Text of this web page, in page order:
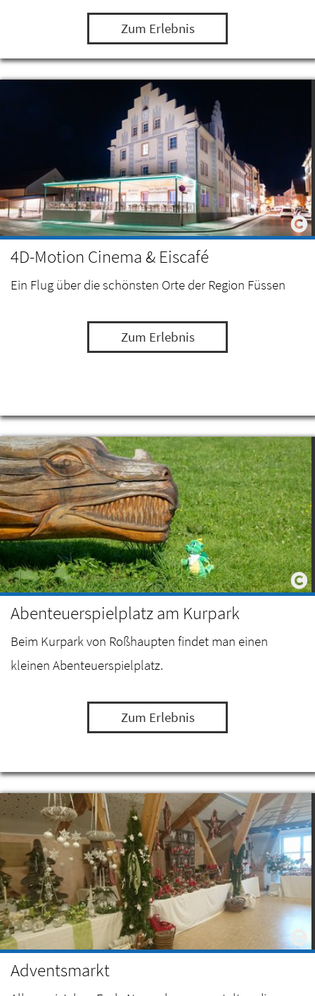
Zum Erlebnis
4D-Motion Cinema & Eiscafé
Ein Flug über die schönsten Orte der Region Füssen
Zum Erlebnis
Abenteuerspielplatz am Kurpark
Beim Kurpark von Roßhaupten findet man einen
kleinen Abenteuerspielplatz.
Zum Erlebnis
Adventsmarkt